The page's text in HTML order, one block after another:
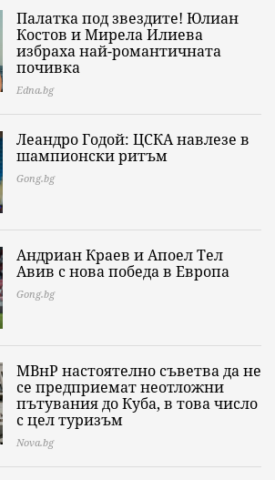
Палатка под звездите! Юлиан
Костов и Мирела Илиева
избраха най-романтичната
почивка
Edna.bg
Леандро Годой: ЦСКА навлезе в
шампионски ритъм
Gong.bg
Андриан Краев и Апоел Тел
Авив с нова победа в Европа
Gong.bg
МВнР настоятелно съветва да не
се предприемат неотложни
пътувания до Куба, в това число
с цел туризъм
Nova.bg